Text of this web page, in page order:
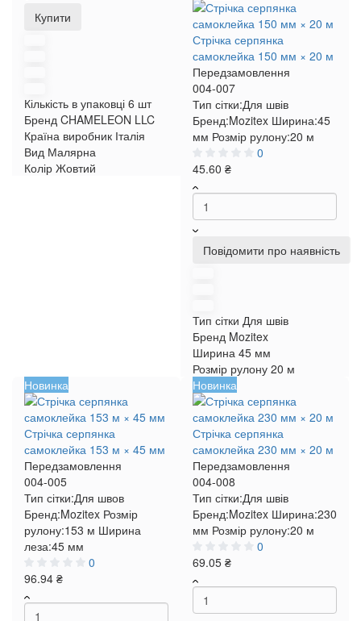
Купити
Кількість в упаковці 6 шт
Бренд CHAMELEON LLC
Країна виробник Італія
Вид Малярна
Колір Жовтий
Стрічка серпянка
самоклейка 150 мм × 20 м
Передзамовлення
004-007
Тип сітки:Для швів
Бренд:Mozitex Ширина:45
мм Розмір рулону:20 м
0
45.60 ₴
Повідомити про наявність
Тип сітки Для швів
Бренд Mozitex
Ширина 45 мм
Розмір рулону 20 м
Новинка
Стрічка серпянка
самоклейка 153 м × 45 мм
Передзамовлення
004-005
Тип сітки:Для швов
Бренд:Mozitex Розмір
рулону:153 м Ширина
леза:45 мм
0
96.94 ₴
Новинка
Стрічка серпянка
самоклейка 230 мм × 20 м
Передзамовлення
004-008
Тип сітки:Для швів
Бренд:Mozitex Ширина:230
мм Розмір рулону:20 м
0
69.05 ₴